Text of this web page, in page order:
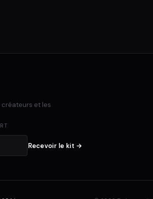
créateurs et les
Recevoir le kit →